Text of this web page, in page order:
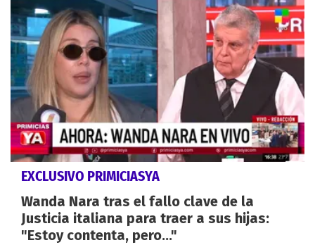
EXCLUSIVO PRIMICIASYA
Wanda Nara tras el fallo clave de la
Justicia italiana para traer a sus hijas:
"Estoy contenta, pero..."